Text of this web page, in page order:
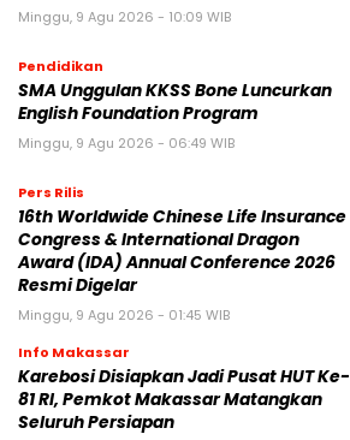
Minggu, 9 Agu 2026 - 10:09 WIB
Pendidikan
SMA Unggulan KKSS Bone Luncurkan
English Foundation Program
Minggu, 9 Agu 2026 - 06:49 WIB
Pers Rilis
16th Worldwide Chinese Life Insurance
Congress & International Dragon
Award (IDA) Annual Conference 2026
Resmi Digelar
Minggu, 9 Agu 2026 - 01:45 WIB
Info Makassar
Karebosi Disiapkan Jadi Pusat HUT Ke-
81 RI, Pemkot Makassar Matangkan
Seluruh Persiapan